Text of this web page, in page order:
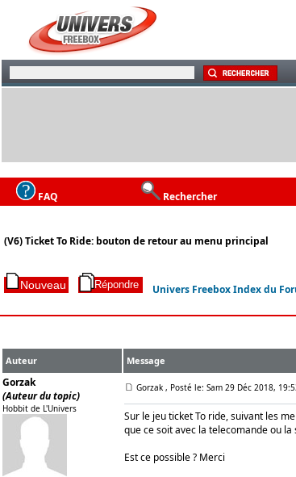
FAQ Rechercher
(V6) Ticket To Ride: bouton de retour au menu principal
Univers Freebox Index du
Auteur Message
Gorzak
(Auteur du topic)
Hobbit de L'Univers
Gorzak , Posté le: Sam 29 Déc 2018,
Sur le jeu ticket To ride, suivant les
que ce soit avec la telecomande ou la
Est ce possible ? Merci